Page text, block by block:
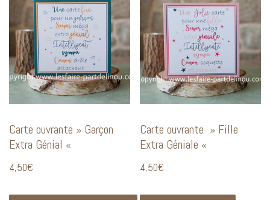
Carte ouvrante » Garçon
Extra Génial «
4,50€
Carte ouvrante » Fille
Extra Géniale «
4,50€